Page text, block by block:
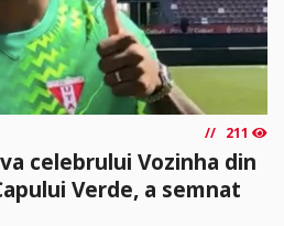
211
celebrului Vozinha din
Verde, a semnat